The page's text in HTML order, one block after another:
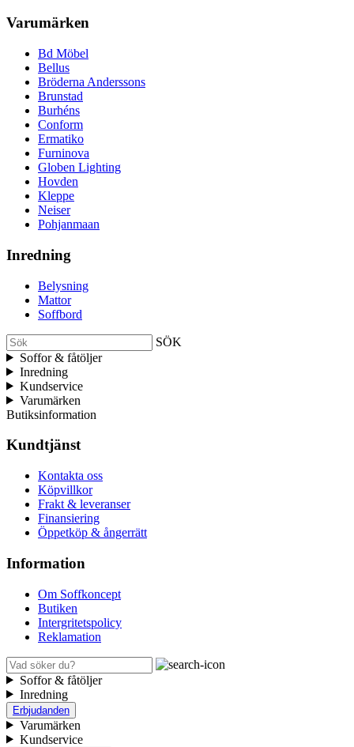
Varumärken
Bd Möbel
Bellus
Bröderna Anderssons
Brunstad
Burhéns
Conform
Ermatiko
Furninova
Globen Lighting
Hovden
Kleppe
Neiser
Pohjanmaan
Inredning
Belysning
Mattor
Soffbord
SÖK
Soffor & fåtöljer
Inredning
Kundservice
Varumärken
Butiksinformation
Kundtjänst
Kontakta oss
Köpvillkor
Frakt & leveranser
Finansiering
Öppetköp & ångerrätt
Information
Om Soffkoncept
Butiken
Intergritetspolicy
Reklamation
Soffor & fåtöljer
Inredning
Erbjudanden
Varumärken
Kundservice